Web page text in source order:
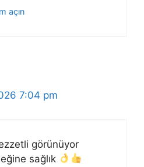
açın
7:04 pm
görünüyor
sağlık